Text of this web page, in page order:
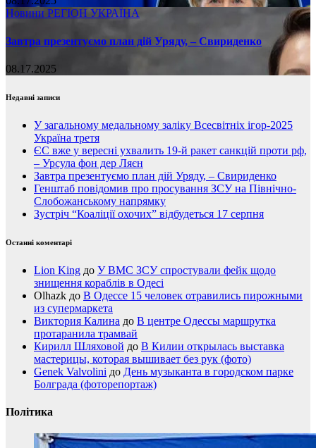
Новини РЕГІОН УКРАЇНА
Завтра презентуємо план дій Уряду, – Свириденко
08.17.2025
Недавні записи
У загальному медальному заліку Всесвітніх ігор-2025
Україна третя
ЄС вже у вересні ухвалить 19-й ракет санкцій проти рф,
– Урсула фон дер Ляєн
Завтра презентуємо план дій Уряду, – Свириденко
Генштаб повідомив про просування ЗСУ на Північно-
Слобожанському напрямку
Зустріч “Коаліції охочих” відбудеться 17 серпня
Останні коментарі
Lion King до У ВМС ЗСУ спростували фейк щодо
знищення кораблів в Одесі
Olhazk до В Одессе 15 человек отравились пирожными
из супермаркета
Виктория Калина до В центре Одессы маршрутка
протаранила трамвай
Кирилл Шляховой до В Килии открылась выставка
мастерицы, которая вышивает без рук (фото)
Genek Valvolini до День музыканта в городском парке
Болграда (фоторепортаж)
Політика